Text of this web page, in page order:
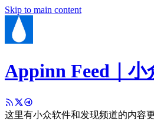
Skip to main content
Appinn Feed｜小
这里有小众软件和发现频道的内容